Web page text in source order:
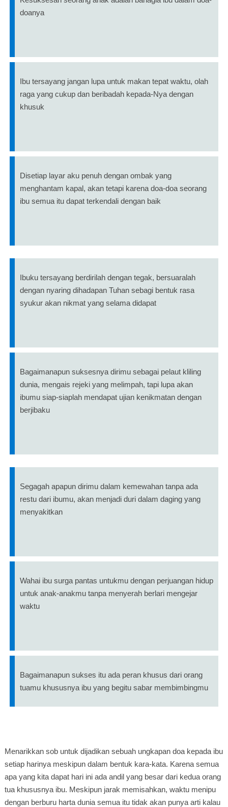
doanya
Ibu tersayang jangan lupa untuk makan tepat waktu, olah
raga yang cukup dan beribadah kepada-Nya dengan
khusuk
Disetiap layar aku penuh dengan ombak yang
menghantam kapal, akan tetapi karena doa-doa seorang
ibu semua itu dapat terkendali dengan baik
Ibuku tersayang berdirilah dengan tegak, bersuaralah
dengan nyaring dihadapan Tuhan sebagi bentuk rasa
syukur akan nikmat yang selama didapat
Bagaimanapun suksesnya dirimu sebagai pelaut kliling
dunia, mengais rejeki yang melimpah, tapi lupa akan
ibumu siap-siaplah mendapat ujian kenikmatan dengan
berjibaku
Segagah apapun dirimu dalam kemewahan tanpa ada
restu dari ibumu, akan menjadi duri dalam daging yang
menyakitkan
Wahai ibu surga pantas untukmu dengan perjuangan hidup
untuk anak-anakmu tanpa menyerah berlari mengejar
waktu
Bagaimanapun sukses itu ada peran khusus dari orang
tuamu khususnya ibu yang begitu sabar membimbingmu
Menarikkan sob untuk dijadikan sebuah ungkapan doa kepada ibu
setiap harinya meskipun dalam bentuk kara-kata. Karena semua
apa yang kita dapat hari ini ada andil yang besar dari kedua orang
tua khususnya ibu. Meskipun jarak memisahkan, waktu menipu
dengan berburu harta dunia semua itu tidak akan punya arti kalau